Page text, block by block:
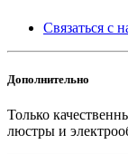
Связаться с
Дополнительно
Только
люстры и